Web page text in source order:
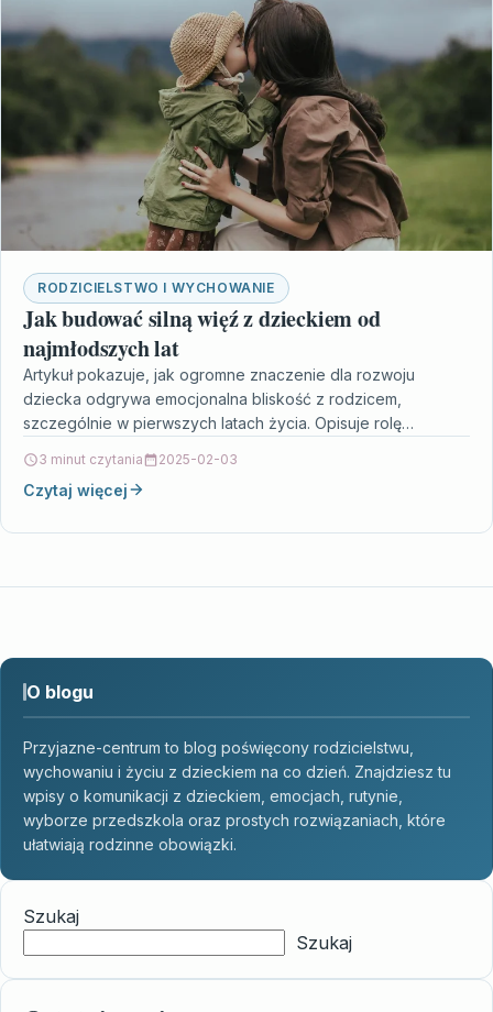
RODZICIELSTWO I WYCHOWANIE
Jak budować silną więź z dzieckiem od
najmłodszych lat
Artykuł pokazuje, jak ogromne znaczenie dla rozwoju
dziecka odgrywa emocjonalna bliskość z rodzicem,
szczególnie w pierwszych latach życia. Opisuje rolę
3 minut czytania 2025-02-03
Czytaj więcej
O blogu
Przyjazne-centrum to blog poświęcony rodzicielstwu,
wychowaniu i życiu z dzieckiem na co dzień. Znajdziesz tu
wpisy o komunikacji z dzieckiem, emocjach, rutynie,
wyborze przedszkola oraz prostych rozwiązaniach, które
ułatwiają rodzinne obowiązki.
Szukaj
Szukaj